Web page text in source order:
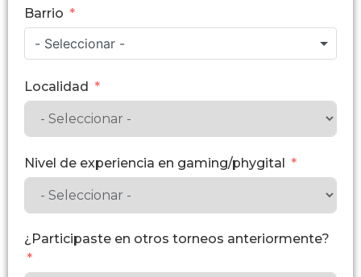
Barrio
- Seleccionar -
Localidad
Nivel de experiencia en gaming/phygital
¿Participaste en otros torneos anteriormente?